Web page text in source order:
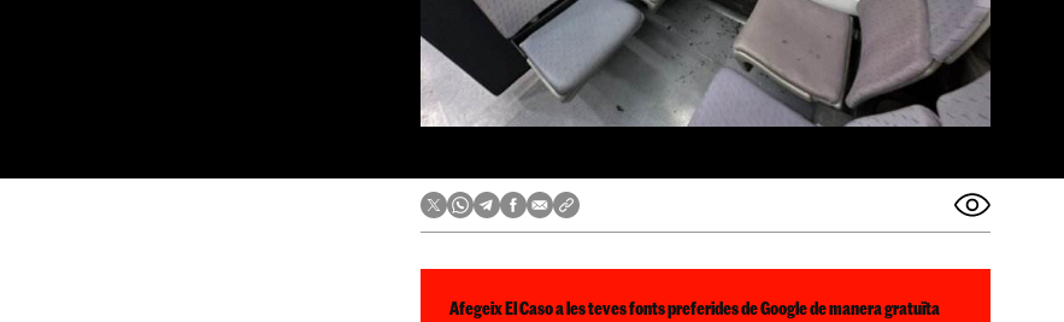
Afegeix El Caso a les teves fonts preferides de Google de manera gratuïta